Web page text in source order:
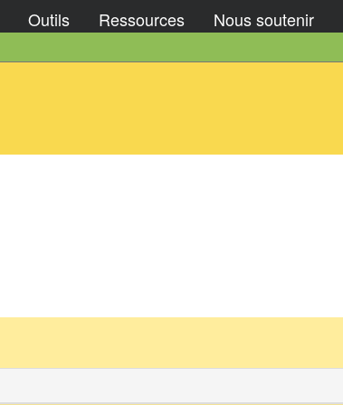
Outils Ressources Nous soutenir